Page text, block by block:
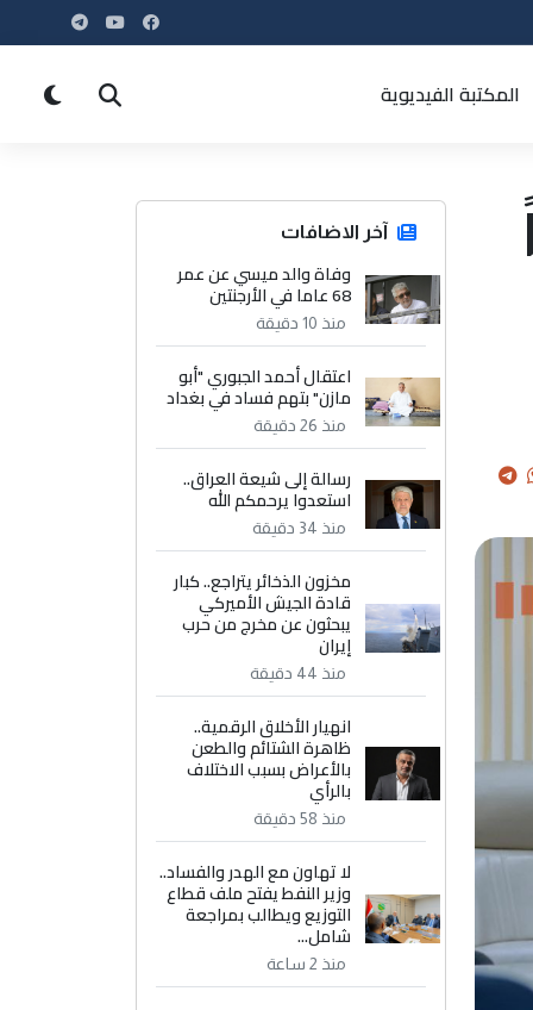
المكتبة الفيديوية
آخر الاضافات
وفاة والد ميسي عن عمر
68 عاما في الأرجنتين
منذ 10 دقيقة
اعتقال أحمد الجبوري "أبو
مازن" بتهم فساد في بغداد
منذ 26 دقيقة
رسالة إلى شيعة العراق..
استعدوا يرحمكم الله
منذ 34 دقيقة
مخزون الذخائر يتراجع.. كبار
قادة الجيش الأميركي
يبحثون عن مخرج من حرب
إيران
منذ 44 دقيقة
انهيار الأخلاق الرقمية..
ظاهرة الشتائم والطعن
بالأعراض بسبب الاختلاف
بالرأي
منذ 58 دقيقة
لا تهاون مع الهدر والفساد..
وزير النفط يفتح ملف قطاع
التوزيع ويطالب بمراجعة
شامل...
منذ 2 ساعة